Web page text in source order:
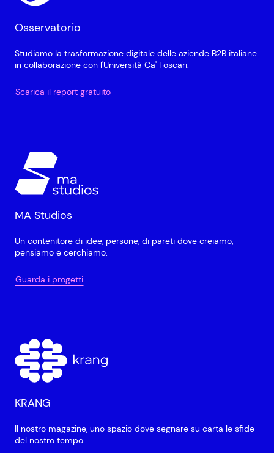
Osservatorio
Studiamo la trasformazione digitale delle aziende B2B italiane
in collaborazione con l'Università Ca' Foscari.
Scarica il report gratuito
MA Studios
Un contenitore di idee, persone, di pareti dove creiamo,
pensiamo e cerchiamo.
Guarda i progetti
KRANG
Il nostro magazine, uno spazio dove segnare su carta le sfide
del nostro tempo.